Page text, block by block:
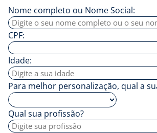
Nome completo ou Nome Social:
CPF:
Idade:
Para melhor personalização, qual a
Qual sua profissão?